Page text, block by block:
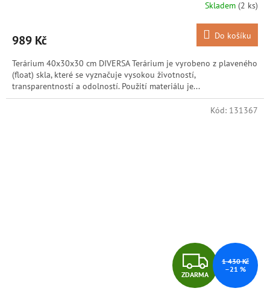
Skladem (2 ks)
989 Kč Do košíku
Terárium 40x30x30 cm DIVERSA Terárium je vyrobeno z plaveného
(float) skla, které se vyznačuje vysokou životností,
transparentností a odolností. Použití materiálu je...
Z
D
ZDARMA
1 430 Kč
–21 %
Kód: 131367